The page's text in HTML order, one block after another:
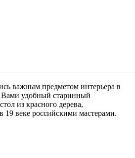
важным предметом интерьера в
Вами удобный старинный
из красного дерева,
19 веке российскими мастерами.